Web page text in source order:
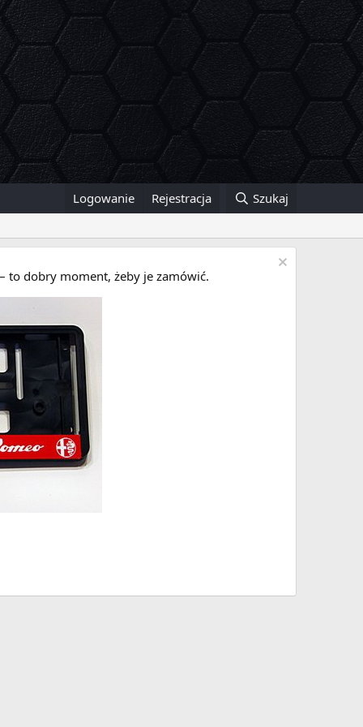
Logowanie Rejestracja Szukaj
to dobry moment, żeby je zamówić.